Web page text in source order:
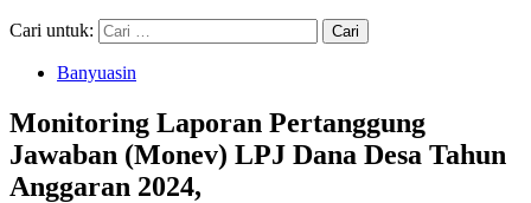
Cari untuk:
Banyuasin
Monitoring Laporan Pertanggung
Jawaban (Monev) LPJ Dana Desa Tahun
Anggaran 2024,